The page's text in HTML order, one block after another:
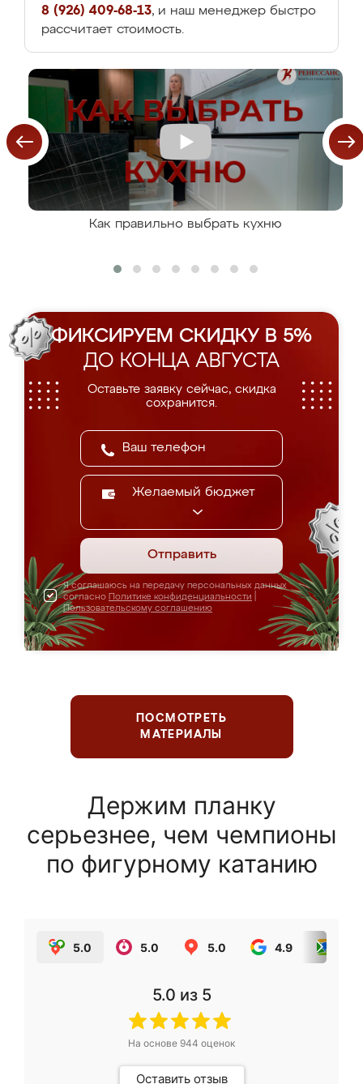
8 (926) 409-68-13, и наш менеджер быстро
рассчитает стоимость.
Как правильно выбрать кухню
ФИКСИРУЕМ СКИДКУ В 5%
ДО КОНЦА АВГУСТА
Оставьте заявку сейчас, скидка
сохранится.
Желаемый бюджет
Отправить
Я соглашаюсь на передачу персональных данных
согласно Политике конфиденциальности
Пользовательскому соглашению
ПОСМОТРЕТЬ
МАТЕРИАЛЫ
Держим планку
серьезнее, чем чемпионы
по фигурному катанию
5.0 5.0 5.0 4.9
5.0 из 5
На основе 944 оценок
Оставить отзыв